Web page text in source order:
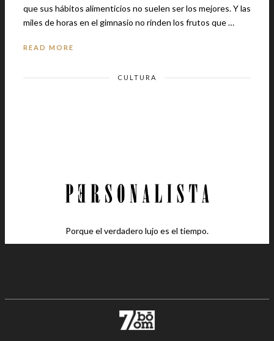
que sus hábitos alimenticios no suelen ser los mejores. Y las
miles de horas en el gimnasio no rinden los frutos que …
READ MORE
CULTURA
Porque el verdadero lujo es el tiempo.